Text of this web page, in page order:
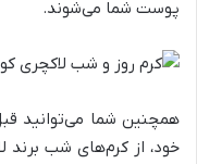
پوست شما می‌شوند.
همچنین شما می‌توانید
خود، از کرم‌های شب برند